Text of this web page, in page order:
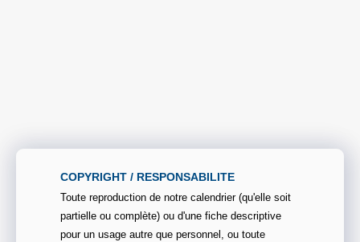
COPYRIGHT / RESPONSABILITE
Toute reproduction de notre calendrier (qu'elle soit
partielle ou complète) ou d'une fiche descriptive
pour un usage autre que personnel, ou toute